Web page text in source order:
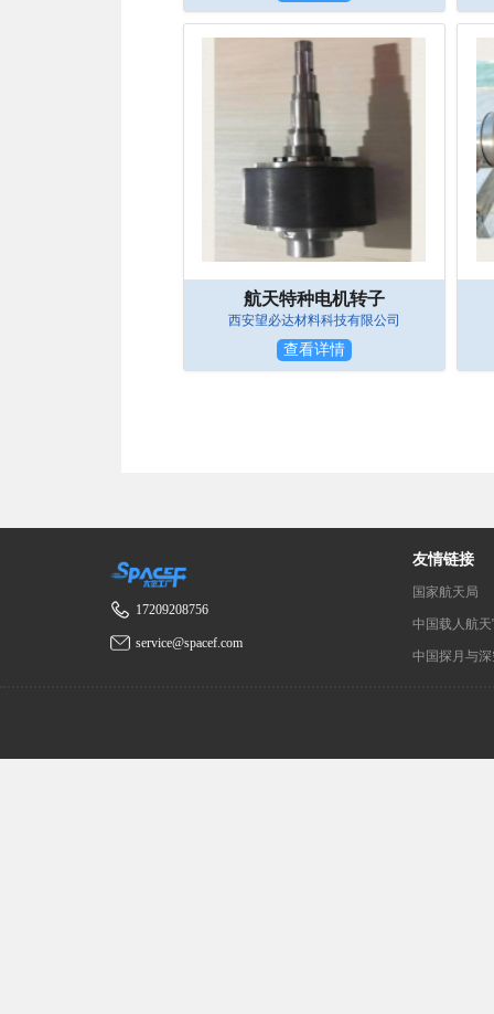
航天特种电机转子
西安望必达材料科技有限公司
查看详情
17209208756
service@spacef.com
友情链接
国家航天局
中国载人航
中国探月与